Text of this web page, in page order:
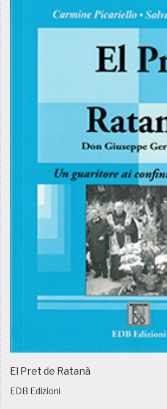
El Pret de Ratanà
EDB Edizioni